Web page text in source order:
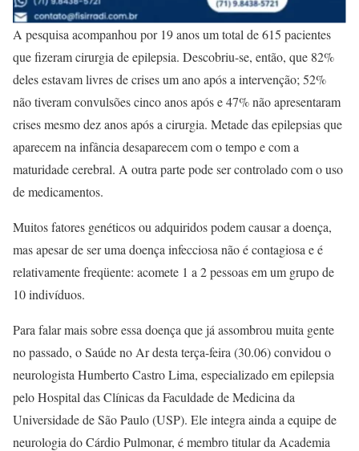
A pesquisa acompanhou por 19 anos um total de 615 pacientes
que fizeram cirurgia de epilepsia. Descobriu-se, então, que 82%
deles estavam livres de crises um ano após a intervenção; 52%
não tiveram convulsões cinco anos após e 47% não apresentaram
crises mesmo dez anos após a cirurgia. Metade das epilepsias que
aparecem na infância desaparecem com o tempo e com a
maturidade cerebral. A outra parte pode ser controlado com o uso
de medicamentos.
Muitos fatores genéticos ou adquiridos podem causar a doença,
mas apesar de ser uma doença infecciosa não é contagiosa e é
relativamente freqüente: acomete 1 a 2 pessoas em um grupo de
10 indivíduos.
Para falar mais sobre essa doença que já assombrou muita gente
no passado, o Saúde no Ar desta terça-feira (30.06) convidou o
neurologista Humberto Castro Lima, especializado em epilepsia
pelo Hospital das Clínicas da Faculdade de Medicina da
Universidade de São Paulo (USP). Ele integra ainda a equipe de
neurologia do Cárdio Pulmonar, é membro titular da Academia